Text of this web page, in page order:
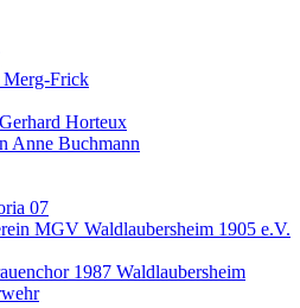
Merg-Frick
Horteux
Anne Buchmann
07
MGV Waldlaubersheim 1905 e.V.
1987 Waldlaubersheim